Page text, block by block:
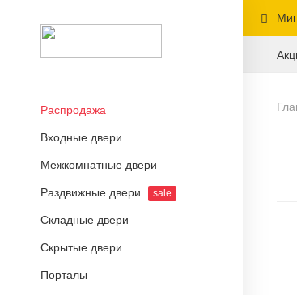
Распродажа
Входные двери
Межкомнатные двери
Раздвижные двери sale
Складные двери
Скрытые двери
Порталы